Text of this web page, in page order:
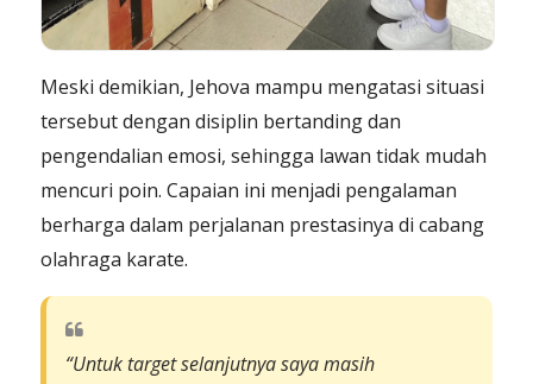
Meski demikian, Jehova mampu mengatasi situasi
tersebut dengan disiplin bertanding dan
pengendalian emosi, sehingga lawan tidak mudah
mencuri poin. Capaian ini menjadi pengalaman
berharga dalam perjalanan prestasinya di cabang
olahraga karate.
“Untuk target selanjutnya saya masih